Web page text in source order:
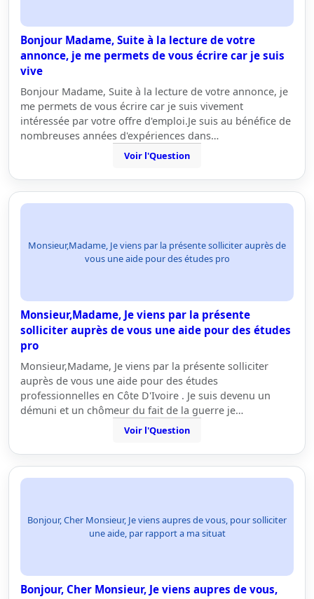
Bonjour Madame, Suite à la lecture de votre
annonce, je me permets de vous écrire car je suis
vive
Bonjour Madame, Suite à la lecture de votre annonce, je
me permets de vous écrire car je suis vivement
intéressée par votre offre d'emploi.Je suis au bénéfice de
nombreuses années d'expériences dans…
Voir l'Question
Monsieur,Madame, Je viens par la présente solliciter auprès de
vous une aide pour des études pro
Monsieur,Madame, Je viens par la présente
solliciter auprès de vous une aide pour des études
pro
Monsieur,Madame, Je viens par la présente solliciter
auprès de vous une aide pour des études
professionnelles en Côte D'Ivoire . Je suis devenu un
démuni et un chômeur du fait de la guerre je…
Voir l'Question
Bonjour, Cher Monsieur, Je viens aupres de vous, pour solliciter
une aide, par rapport a ma situat
Bonjour, Cher Monsieur, Je viens aupres de vous,